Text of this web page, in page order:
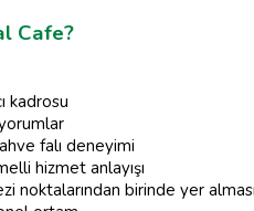
Cafe?
kadrosu
falı deneyimi
hizmet anlayışı
noktalarından birinde yer alması